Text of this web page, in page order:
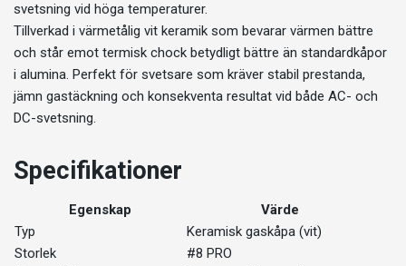
svetsning vid höga temperaturer.
Tillverkad i värmetålig vit keramik som bevarar värmen bättre
och står emot termisk chock betydligt bättre än standardkåpor
i alumina. Perfekt för svetsare som kräver stabil prestanda,
jämn gastäckning och konsekventa resultat vid både AC- och
DC-svetsning.
Specifikationer
Egenskap
Värde
Typ
Keramisk gaskåpa (vit)
Storlek
#8 PRO